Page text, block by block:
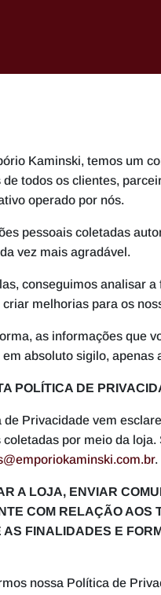
Kaminski, temos um
todos os clientes,
operado por nós.
pessoais coletadas
vez mais agradável.
conseguimos analisar
criar melhorias para os
as informações que
absoluto sigilo, apenas
POLÍTICA DE
de Privacidade vem
por meio da
.
A LOJA, ENVIAR
COM RELAÇÃO AOS
AS FINALIDADES E
nossa Política de